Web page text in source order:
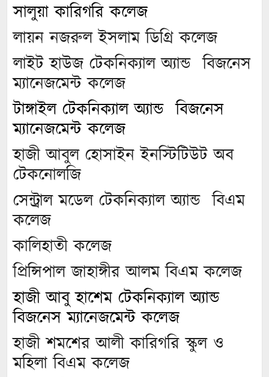
সালুয়া কারিগরি কলেজ
লায়ন নজরুল ইসলাম ডিগ্রি কলেজ
লাইট হাউজ টেকনিক্যাল অ্যান্ড বিজনেস
ম্যানেজমেন্ট কলেজ
টাঙ্গাইল টেকনিক্যাল অ্যান্ড বিজনেস
ম্যানেজমেন্ট কলেজ
হাজী আবুল হোসাইন ইনস্টিটিউট অব
টেকনোলজি
সেন্ট্রাল মডেল টেকনিক্যাল অ্যান্ড বিএম
কলেজ
কালিহাতী কলেজ
প্রিন্সিপাল জাহাঙ্গীর আলম বিএম কলেজ
হাজী আবু হাশেম টেকনিক্যাল অ্যান্ড
বিজনেস ম্যানেজমেন্ট কলেজ
হাজী শমশের আলী কারিগরি স্কুল ও
মহিলা বিএম কলেজ